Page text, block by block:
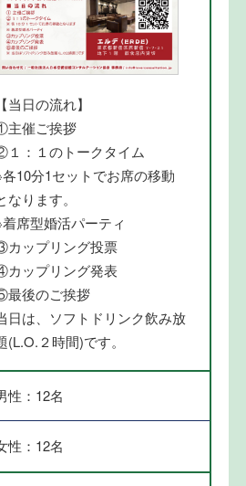
【当日の流れ】
催ご挨拶
：１のトークタイム
10分1セットでお席の移動
なります。
席型婚活パーティ
ップリング投票
ップリング発表
後のご挨拶
日は、ソフトドリンク飲み放
(L.O.２時間)です。
性：12名
性：12名